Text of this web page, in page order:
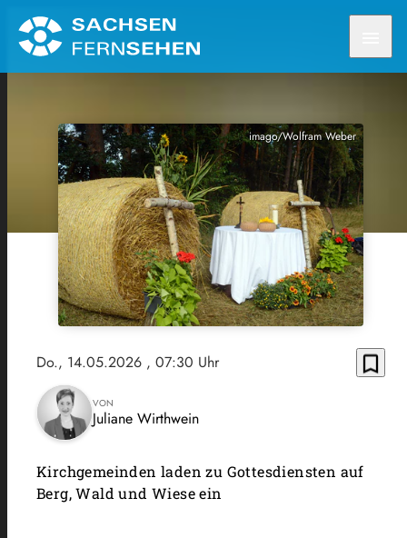
imago/Wolfram Weber
Do., 14.05.2026 , 07:30 Uhr bookmark_border
VON
Juliane Wirthwein
Kirchgemeinden laden zu Gottesdiensten auf
Berg, Wald und Wiese ein